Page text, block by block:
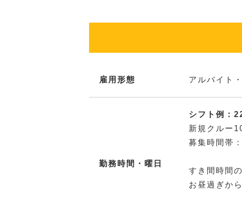
雇用形態 アルバイト
勤務時間・曜日
シフト例：
新規クルー
募集時間帯
すき間時間
お昼過ぎか